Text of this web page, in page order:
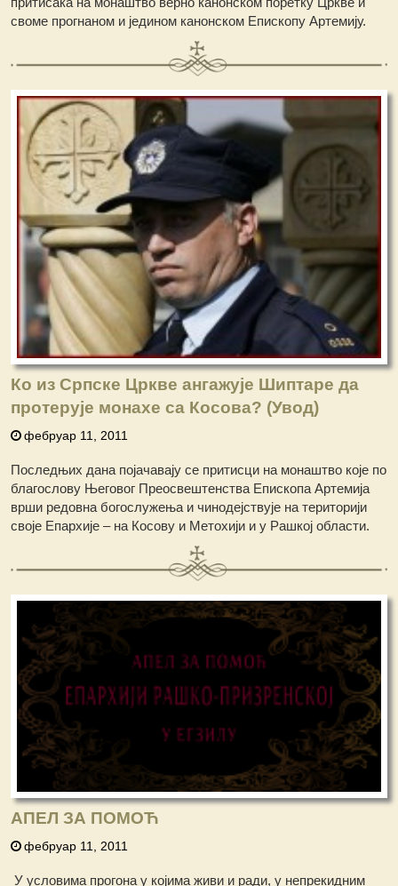
своме прогнаном и једином канонском Епископу Артемију.
Ко из Српске Цркве ангажује Шиптаре да
протерује монахе са Косова? (Увод)
фебруар 11, 2011
Последњих дана појачавају се притисци на монаштво које по
благослову Његовог Преосвештенства Епископа Артемија
врши редовна богослужења и чинодејствује на територији
своје Епархије – на Косову и Метохији и у Рашкој области.
АПЕЛ ЗА ПОМОЋ
фебруар 11, 2011
У условимa прогона у којима живи и ради, у непрекидним